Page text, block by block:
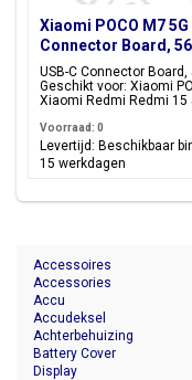
Xiaomi POCO M7
Connector Board,
USB-C Connector
Geschikt voor: Xiaomi
Xiaomi Redmi Redmi 15
Voorraad: 0
Levertijd: Beschikbaar
15 werkdagen
Accessoires
Accessories
Accu
Accudeksel
Achterbehuizing
Battery Cover
Display